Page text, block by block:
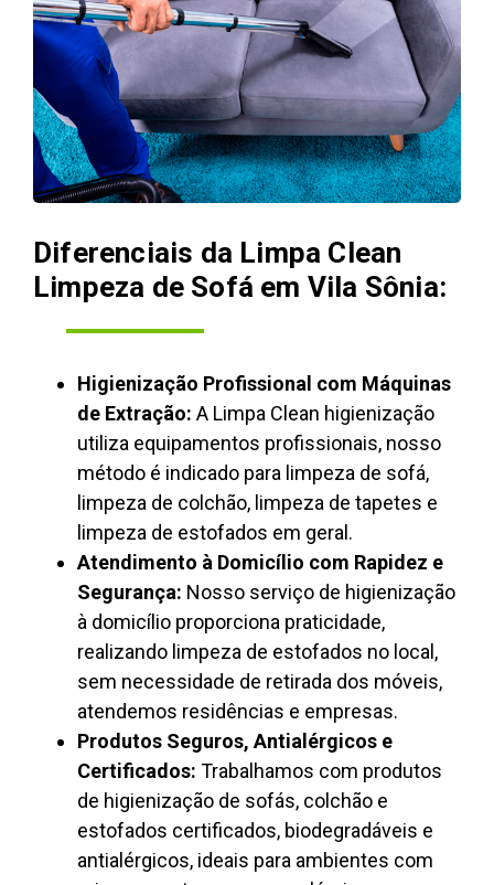
Diferenciais da Limpa Clean
Limpeza de Sofá em Vila Sônia:
Higienização Profissional com Máquinas
de Extração: A Limpa Clean higienização
utiliza equipamentos profissionais, nosso
método é indicado para limpeza de sofá,
limpeza de colchão, limpeza de tapetes e
limpeza de estofados em geral.
Atendimento à Domicílio com Rapidez e
Segurança: Nosso serviço de higienização
à domicílio proporciona praticidade,
realizando limpeza de estofados no local,
sem necessidade de retirada dos móveis,
atendemos residências e empresas.
Produtos Seguros, Antialérgicos e
Certificados: Trabalhamos com produtos
de higienização de sofás, colchão e
estofados certificados, biodegradáveis e
antialérgicos, ideais para ambientes com